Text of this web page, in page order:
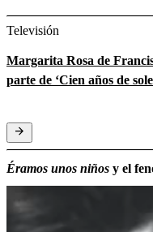
Televisión
Margarita Rosa de
parte de ‘Cien años de
Éramos unos niños y el